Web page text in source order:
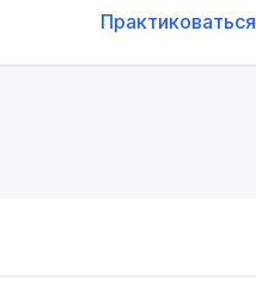
Практиковаться